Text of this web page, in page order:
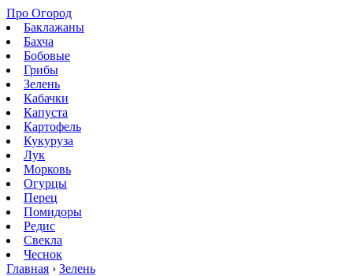
Про Огород
Баклажаны
Бахча
Бобовые
Грибы
Зелень
Кабачки
Капуста
Картофель
Кукуруза
Лук
Морковь
Огурцы
Перец
Помидоры
Редис
Свекла
Чеснок
Главная › Зелень